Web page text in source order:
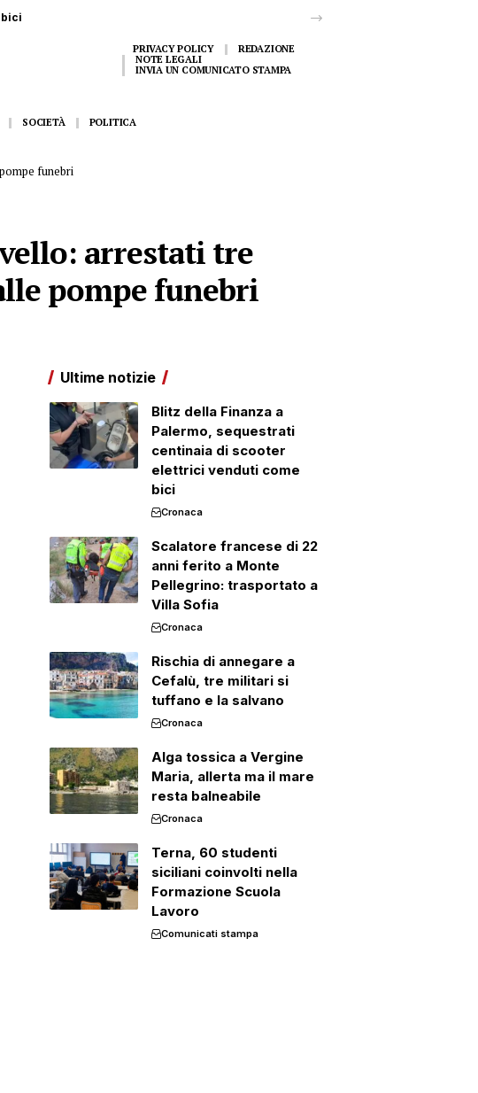
PRIVACY POLICY
REDAZIONE
NOTE LEGALI
INVIA UN COMUNICATO STAMPA
SOCIETÀ POLITICA
funebri
arrestati tre
pompe funebri
Ultime notizie
Blitz della Finanza a
Palermo, sequestrati
centinaia di scooter
elettrici venduti come
bici
Cronaca
Scalatore francese di 22
anni ferito a Monte
Pellegrino: trasportato a
Villa Sofia
Cronaca
Rischia di annegare a
Cefalù, tre militari si
tuffano e la salvano
Cronaca
Alga tossica a Vergine
Maria, allerta ma il mare
resta balneabile
Cronaca
Terna, 60 studenti
siciliani coinvolti nella
Formazione Scuola
Lavoro
Comunicati stampa